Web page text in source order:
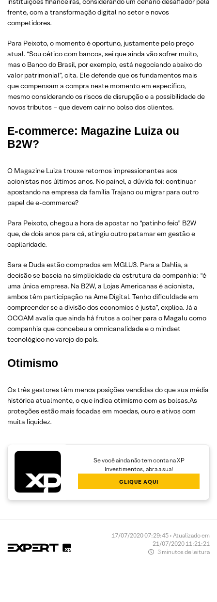
frente, com a transformação digital no setor e novos
competidores.
Para Peixoto, o momento é oportuno, justamente pelo preço
atual. “Sou cético com bancos, sei que ainda vão sofrer muito,
mas o Banco do Brasil, por exemplo, está negociando abaixo do
valor patrimonial”, cita. Ele defende que os fundamentos mais
que compensam a compra neste momento em específico,
mesmo considerando os riscos de disrupção e a possibilidade de
novos tributos – que devem cair no bolso dos clientes.
E-commerce: Magazine Luiza ou
B2W?
O Magazine Luiza trouxe retornos impressionantes aos
acionistas nos últimos anos. No painel, a dúvida foi: continuar
apostando na empresa da família Trajano ou migrar para outro
papel de e-commerce?
Para Peixoto, chegou a hora de apostar no “patinho feio” B2W
que, de dois anos para cá, atingiu outro patamar em gestão e
capilaridade.
Sara e Duda estão comprados em MGLU3. Para a Dahlia, a
decisão se baseia na simplicidade da estrutura da companhia: “é
uma única empresa. Na B2W, a Lojas Americanas é acionista,
ambos têm participação na Ame Digital. Tenho dificuldade em
compreender se a divisão dos economics é justa”, explica. Já a
OCCAM avalia que ainda há frutos a colher para o Magalu como
companhia que concebeu a omnicanalidade e o mindset
tecnológico no varejo do país.
Otimismo
Os três gestores têm menos posições vendidas do que sua média
histórica atualmente, o que indica otimismo com as bolsas.As
proteções estão mais focadas em moedas, ouro e ativos com
muita liquidez.
Se você ainda não tem conta na XP
Investimentos, abra a sua!
CLIQUE AQUI
17/07/2020 07:29:45 • Atualizado em
21/07/2020 11:21:21
3 minutos de leitura